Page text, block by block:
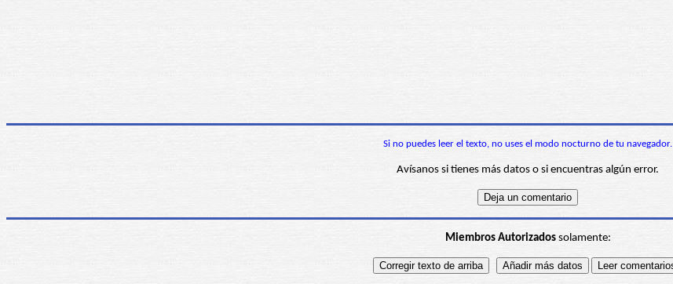
Si no puedes leer el texto, no uses el modo nocturno de tu navegador.
Avísanos si tienes más datos o si encuentras algún error.
Miembros Autorizadossolamente: